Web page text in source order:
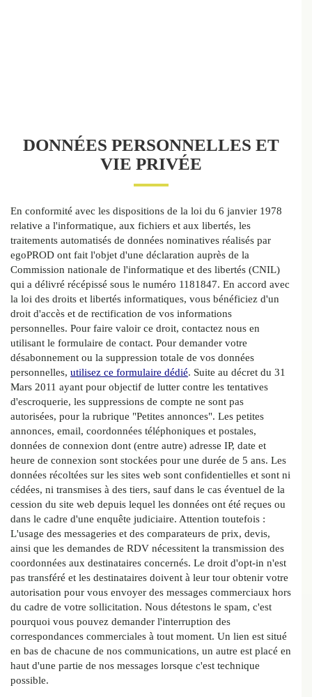
DONNÉES PERSONNELLES ET
VIE PRIVÉE
En conformité avec les dispositions de la loi du 6 janvier 1978
relative a l'informatique, aux fichiers et aux libertés, les
traitements automatisés de données nominatives réalisés par
egoPROD ont fait l'objet d'une déclaration auprès de la
Commission nationale de l'informatique et des libertés (CNIL)
qui a délivré récépissé sous le numéro 1181847. En accord avec
la loi des droits et libertés informatiques, vous bénéficiez d'un
droit d'accès et de rectification de vos informations
personnelles. Pour faire valoir ce droit, contactez nous en
utilisant le formulaire de contact. Pour demander votre
désabonnement ou la suppression totale de vos données
personnelles, utilisez ce formulaire dédié. Suite au décret du 31
Mars 2011 ayant pour objectif de lutter contre les tentatives
d'escroquerie, les suppressions de compte ne sont pas
autorisées, pour la rubrique "Petites annonces". Les petites
annonces, email, coordonnées téléphoniques et postales,
données de connexion dont (entre autre) adresse IP, date et
heure de connexion sont stockées pour une durée de 5 ans. Les
données récoltées sur les sites web sont confidentielles et sont ni
cédées, ni transmises à des tiers, sauf dans le cas éventuel de la
cession du site web depuis lequel les données ont été reçues ou
dans le cadre d'une enquête judiciaire. Attention toutefois :
L'usage des messageries et des comparateurs de prix, devis,
ainsi que les demandes de RDV nécessitent la transmission des
coordonnées aux destinataires concernés. Le droit d'opt-in n'est
pas transféré et les destinataires doivent à leur tour obtenir votre
autorisation pour vous envoyer des messages commerciaux hors
du cadre de votre sollicitation. Nous détestons le spam, c'est
pourquoi vous pouvez demander l'interruption des
correspondances commerciales à tout moment. Un lien est situé
en bas de chacune de nos communications, un autre est placé en
haut d'une partie de nos messages lorsque c'est technique
possible.